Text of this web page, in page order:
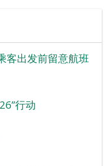
客出发前留意航班
行动